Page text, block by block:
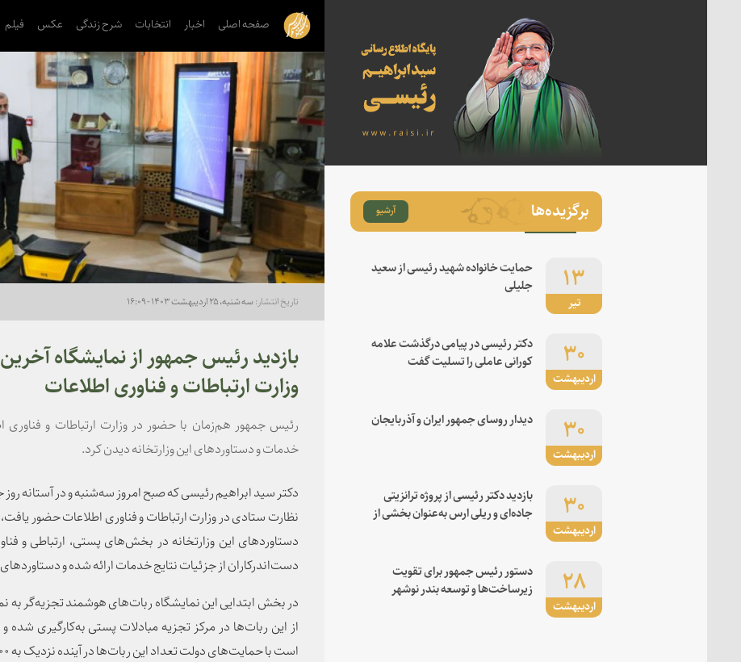
صفحه اصلی اخبار انتخابات شرح زندگی عکس فیلم
سه شنبه، ۲۵ اردیبهشت ۱۴۰۳ - ۱۶:۰۹
بازدید رئیس جمهور از نمایشگاه
وزارت ارتباطات و فناوری اطلاعات
رئیس جمهور هم‌زمان با حضور در وزارت ارتباطات و فناوری
خدمات و دستاوردهای این وزارتخانه دیدن کرد.
دکتر سید ابراهیم رئیسی که صبح امروز سه‌شنبه و در آستانه
نظارت ستادی در وزارت ارتباطات و فناوری اطلاعات حضور
دستاوردهای این وزارتخانه در بخش‌های پستی، ارتباطی و
دست‌اندرکاران از جزئیات نتایج خدمات ارائه شده و
از این ربات‌ها در مرکز تجزیه مبادلات پستی به‌کارگیری شده
است با حمایت‌های دولت تعداد این ربات‌ها در آینده نزدیک به ۴۰۰ دستگاه برسد.
برگزیده‌ها آرشیو
تیر
۱۳
حمایت خانواده شهید رئیسی از سعید
جلیلی
اردیبهشت
۳۰
دکتر رئیسی در پیامی درگذشت علامه
کورانی عاملی را تسلیت گفت
اردیبهشت
۳۰ دیدار روسای جمهور ایران و آذربایجان
اردیبهشت
۳۰
بازدید دکتر رئیسی از پروژه ترانزیتی
جاده‌ای و ریلی ارس به‌عنوان بخشی از
اردیبهشت
۲۸
دستور رئیس جمهور برای تقویت
زیرساخت‌ها و توسعه بندر نوشهر